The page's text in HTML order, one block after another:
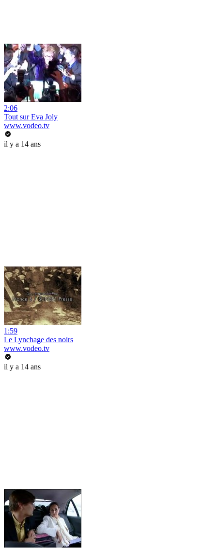
2:06
Tout sur Eva Joly
www.vodeo.tv
il y a 14 ans
1:59
Le Lynchage des noirs
www.vodeo.tv
il y a 14 ans